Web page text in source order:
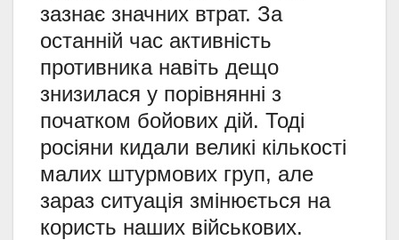
зазнає значних втрат. За
останній час активність
противника навіть дещо
знизилася у порівнянні з
початком бойових дій. Тоді
росіяни кидали великі кількості
малих штурмових груп, але
зараз ситуація змінюється на
користь наших військових.